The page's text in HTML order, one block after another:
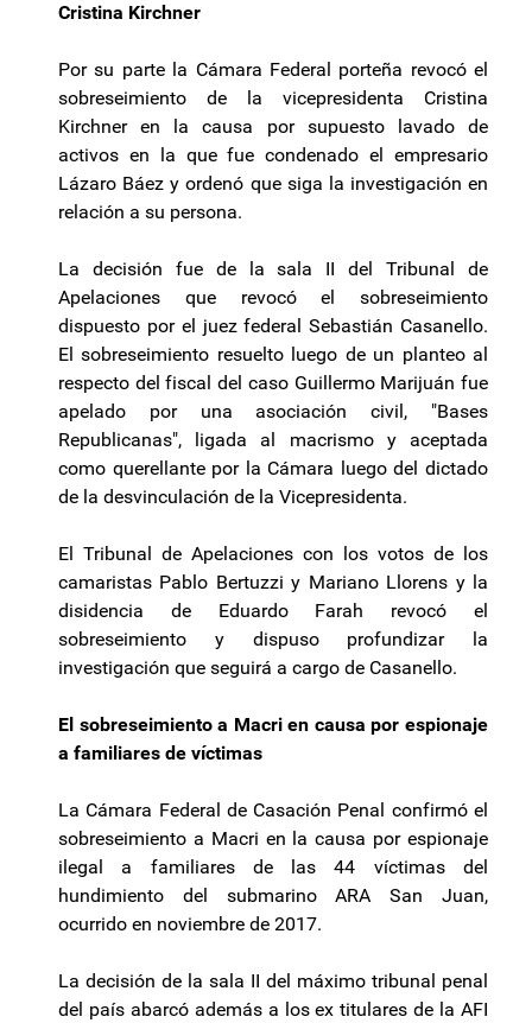
Cristina Kirchner
Por su parte la Cámara Federal porteña revocó el
sobreseimiento de la vicepresidenta Cristina
Kirchner en la causa por supuesto lavado de
activos en la que fue condenado el empresario
Lázaro Báez y ordenó que siga la investigación en
relación a su persona.
La decisión fue de la sala II del Tribunal de
Apelaciones que revocó el sobreseimiento
dispuesto por el juez federal Sebastián Casanello.
El sobreseimiento resuelto luego de un planteo al
respecto del fiscal del caso Guillermo Marijuán fue
apelado por una asociación civil, "Bases
Republicanas", ligada al macrismo y aceptada
como querellante por la Cámara luego del dictado
de la desvinculación de la Vicepresidenta.
El Tribunal de Apelaciones con los votos de los
camaristas Pablo Bertuzzi y Mariano Llorens y la
disidencia de Eduardo Farah revocó el
sobreseimiento y dispuso profundizar la
investigación que seguirá a cargo de Casanello.
El sobreseimiento a Macri en causa por espionaje
a familiares de víctimas
La Cámara Federal de Casación Penal confirmó el
sobreseimiento a Macri en la causa por espionaje
ilegal a familiares de las 44 víctimas del
hundimiento del submarino ARA San Juan,
ocurrido en noviembre de 2017.
La decisión de la sala II del máximo tribunal penal
del país abarcó además a los ex titulares de la AFI